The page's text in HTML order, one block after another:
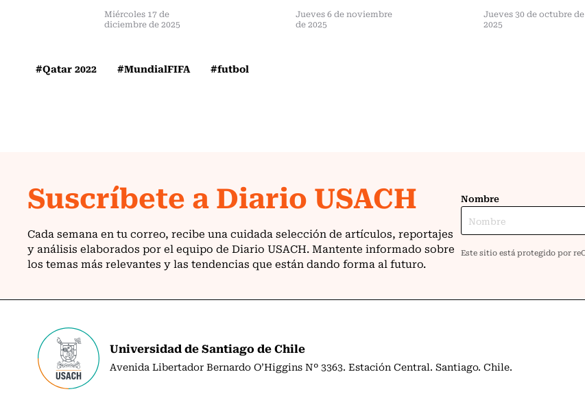
Miércoles 17 de
diciembre de 2025
Jueves 6 de noviembre
de 2025
Jueves 30 de octubre de
2025
#Qatar 2022 #MundialFIFA #futbol
Universidad de Santiago de Chile
Avenida Libertador Bernardo O’Higgins Nº 3363. Estación Central. Santiago. Chile.